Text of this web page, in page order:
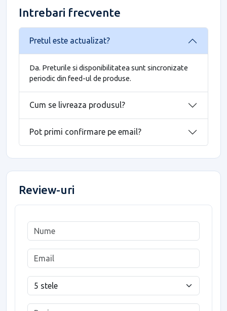
Intrebari frecvente
Pretul este actualizat?
Da. Preturile si disponibilitatea sunt sincronizate
periodic din feed-ul de produse.
Cum se livreaza produsul?
Pot primi confirmare pe email?
Review-uri